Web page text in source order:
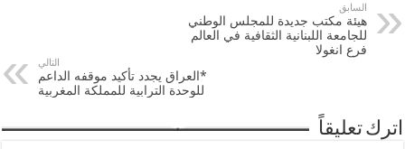
السابق
هيئة مكتب جديدة للمجلس الوطني
للجامعة اللبنانية الثقافية في العالم
فرع انغولا
التالي
*العراق يجدد تأكيد موقفه الداعم
للوحدة الترابية للمملكة المغربية
اترك تعليقاً